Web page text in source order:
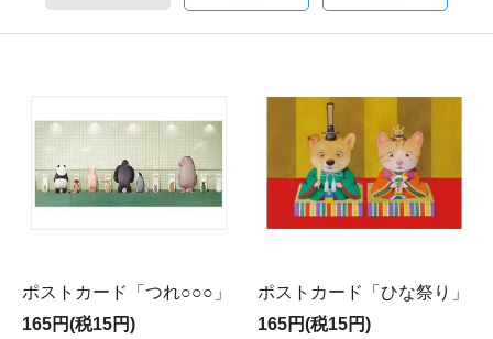
ポストカード「つれ○○○」
165円(税15円)
ポストカード「ひな祭り」
165円(税15円)